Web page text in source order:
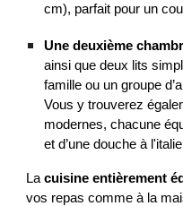
cm), parfait pour un
Une deuxième
ainsi que deux lits
famille ou un groupe
Vous y trouverez
modernes, chacune
et d’une douche à
Lacuisine entièrement
vos repas comme à la